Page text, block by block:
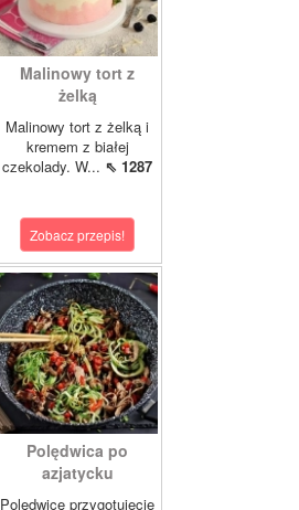
Malinowy tort z
żelką
Malinowy tort z żelką i
kremem z białej
czekolady. W... ⇖ 1287
Zobacz przepis!
Polędwica po
azjatycku
Polędwicę przygotujecie